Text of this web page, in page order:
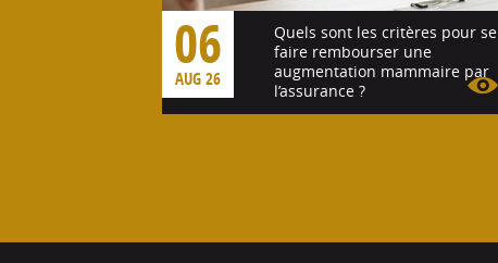
06
AUG 26
Quels sont les critères pour se
faire rembourser une
augmentation mammaire par
l’assurance ?